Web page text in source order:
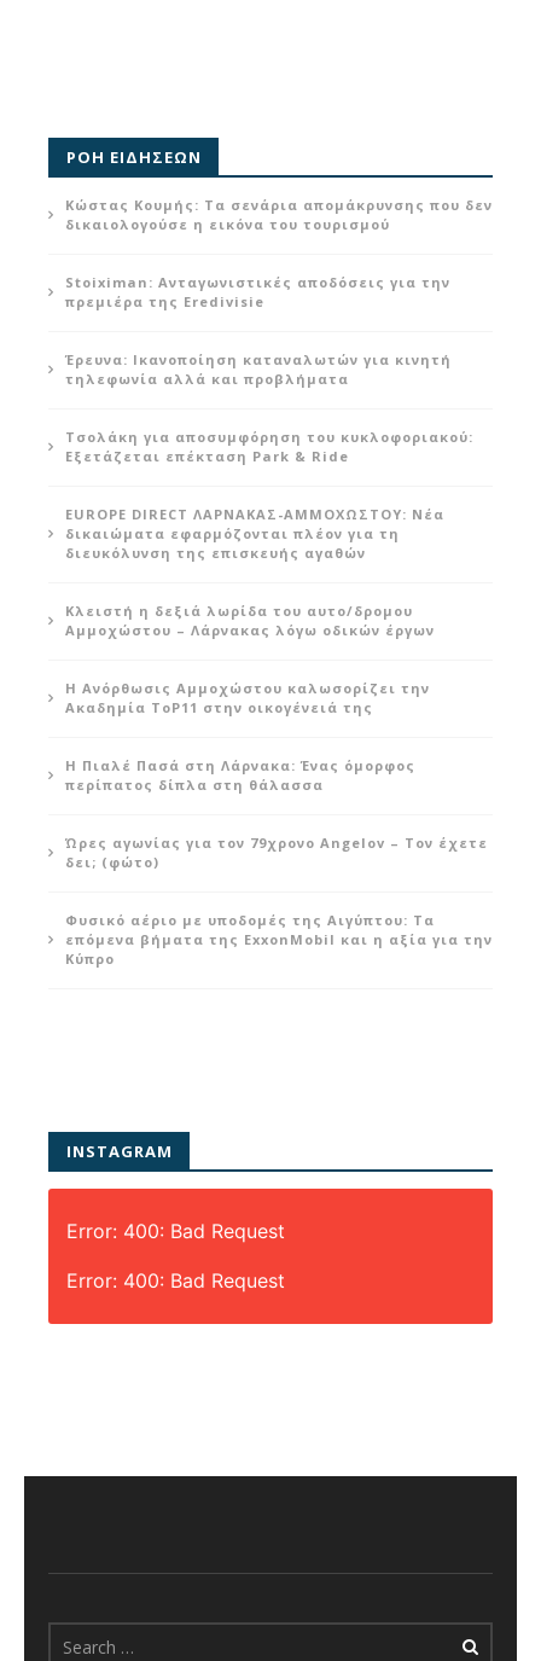
ΡΟΗ ΕΙΔΗΣΕΩΝ
Κώστας Κουμής: Τα σενάρια απομάκρυνσης που δεν
δικαιολογούσε η εικόνα του τουρισμού
Stoiximan: Ανταγωνιστικές αποδόσεις για την
πρεμιέρα της Eredivisie
Έρευνα: Ικανοποίηση καταναλωτών για κινητή
τηλεφωνία αλλά και προβλήματα
Τσολάκη για αποσυμφόρηση του κυκλοφοριακού:
Εξετάζεται επέκταση Park & Ride
EUROPE DIRECT ΛΑΡΝΑΚΑΣ-ΑΜΜΟΧΩΣΤΟΥ: Νέα
δικαιώματα εφαρμόζονται πλέον για τη
διευκόλυνση της επισκευής αγαθών
Κλειστή η δεξιά λωρίδα του αυτο/δρομου
Αμμοχώστου – Λάρνακας λόγω οδικών έργων
Η Ανόρθωσις Αμμοχώστου καλωσορίζει την
Ακαδημία ToP11 στην οικογένειά της
Η Πιαλέ Πασά στη Λάρνακα: Ένας όμορφος
περίπατος δίπλα στη θάλασσα
Ώρες αγωνίας για τον 79χρονο Angelov – Τον έχετε
δει; (φώτο)
Φυσικό αέριο με υποδομές της Αιγύπτου: Τα
επόμενα βήματα της ExxonMobil και η αξία για την
Κύπρο
INSTAGRAM
Error: 400: Bad Request
Error: 400: Bad Request